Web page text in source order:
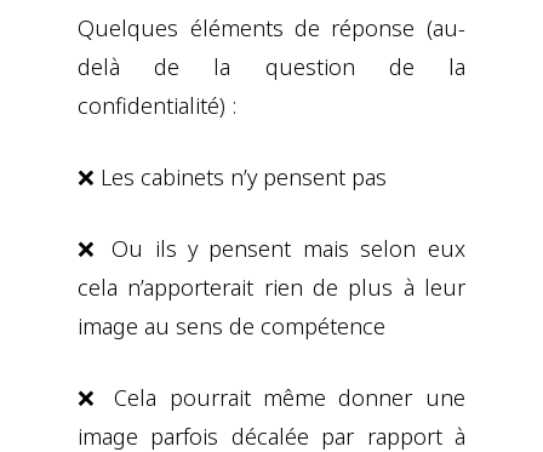
Quelques éléments de réponse (au-
delà de la question de la
confidentialité) :
❌ Les cabinets n’y pensent pas
❌ Ou ils y pensent mais selon eux
cela n’apporterait rien de plus à leur
image au sens de compétence
❌ Cela pourrait même donner une
image parfois décalée par rapport à